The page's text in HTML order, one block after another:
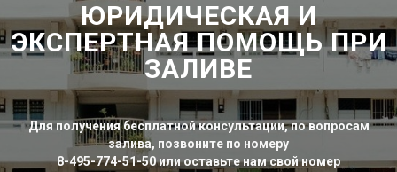
ЮРИДИЧЕСКАЯ И
ЭКСПЕРТНАЯ ПОМОЩЬ ПРИ
ЗАЛИВЕ
Для получения бесплатной консультации, по вопросам
залива, позвоните по номеру
8-495-774-51-50 или оставьте нам свой номер